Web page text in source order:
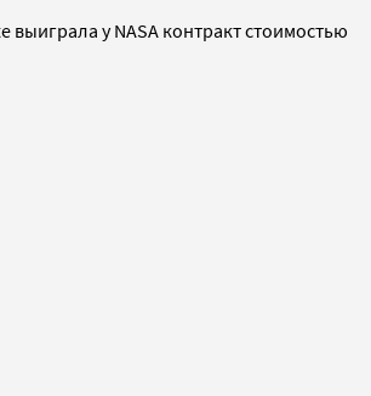
выиграла у NASA контракт стоимостью